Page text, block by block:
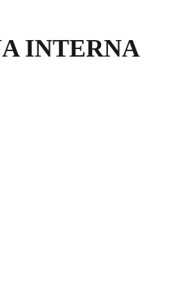
INTERNA